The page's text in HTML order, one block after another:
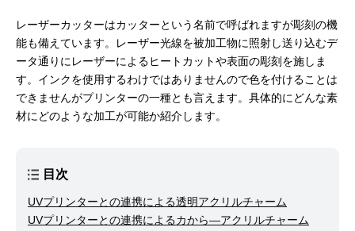
レーザーカッターはカッターという名前で呼ばれますが彫刻の機
能も備えています。レーザー光線を被加工物に照射し送り込むデ
ータ通りにレーザーによるヒートカットや表面の彫刻を施しま
す。インクを使用するわけではありませんので色を付けることは
できませんがプリンターの一種とも言えます。具体的にどんな素
材にどのような加工が可能か紹介します。
目次
UVプリンターとの連携による透明アクリルチャーム
UVプリンターとの連携によるカから―アクリルチャーム